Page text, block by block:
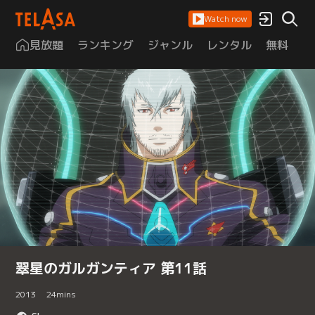
Watch now
見放題 ランキング ジャンル レンタル 無料
翠星のガルガンティア 第11話
2013 24mins